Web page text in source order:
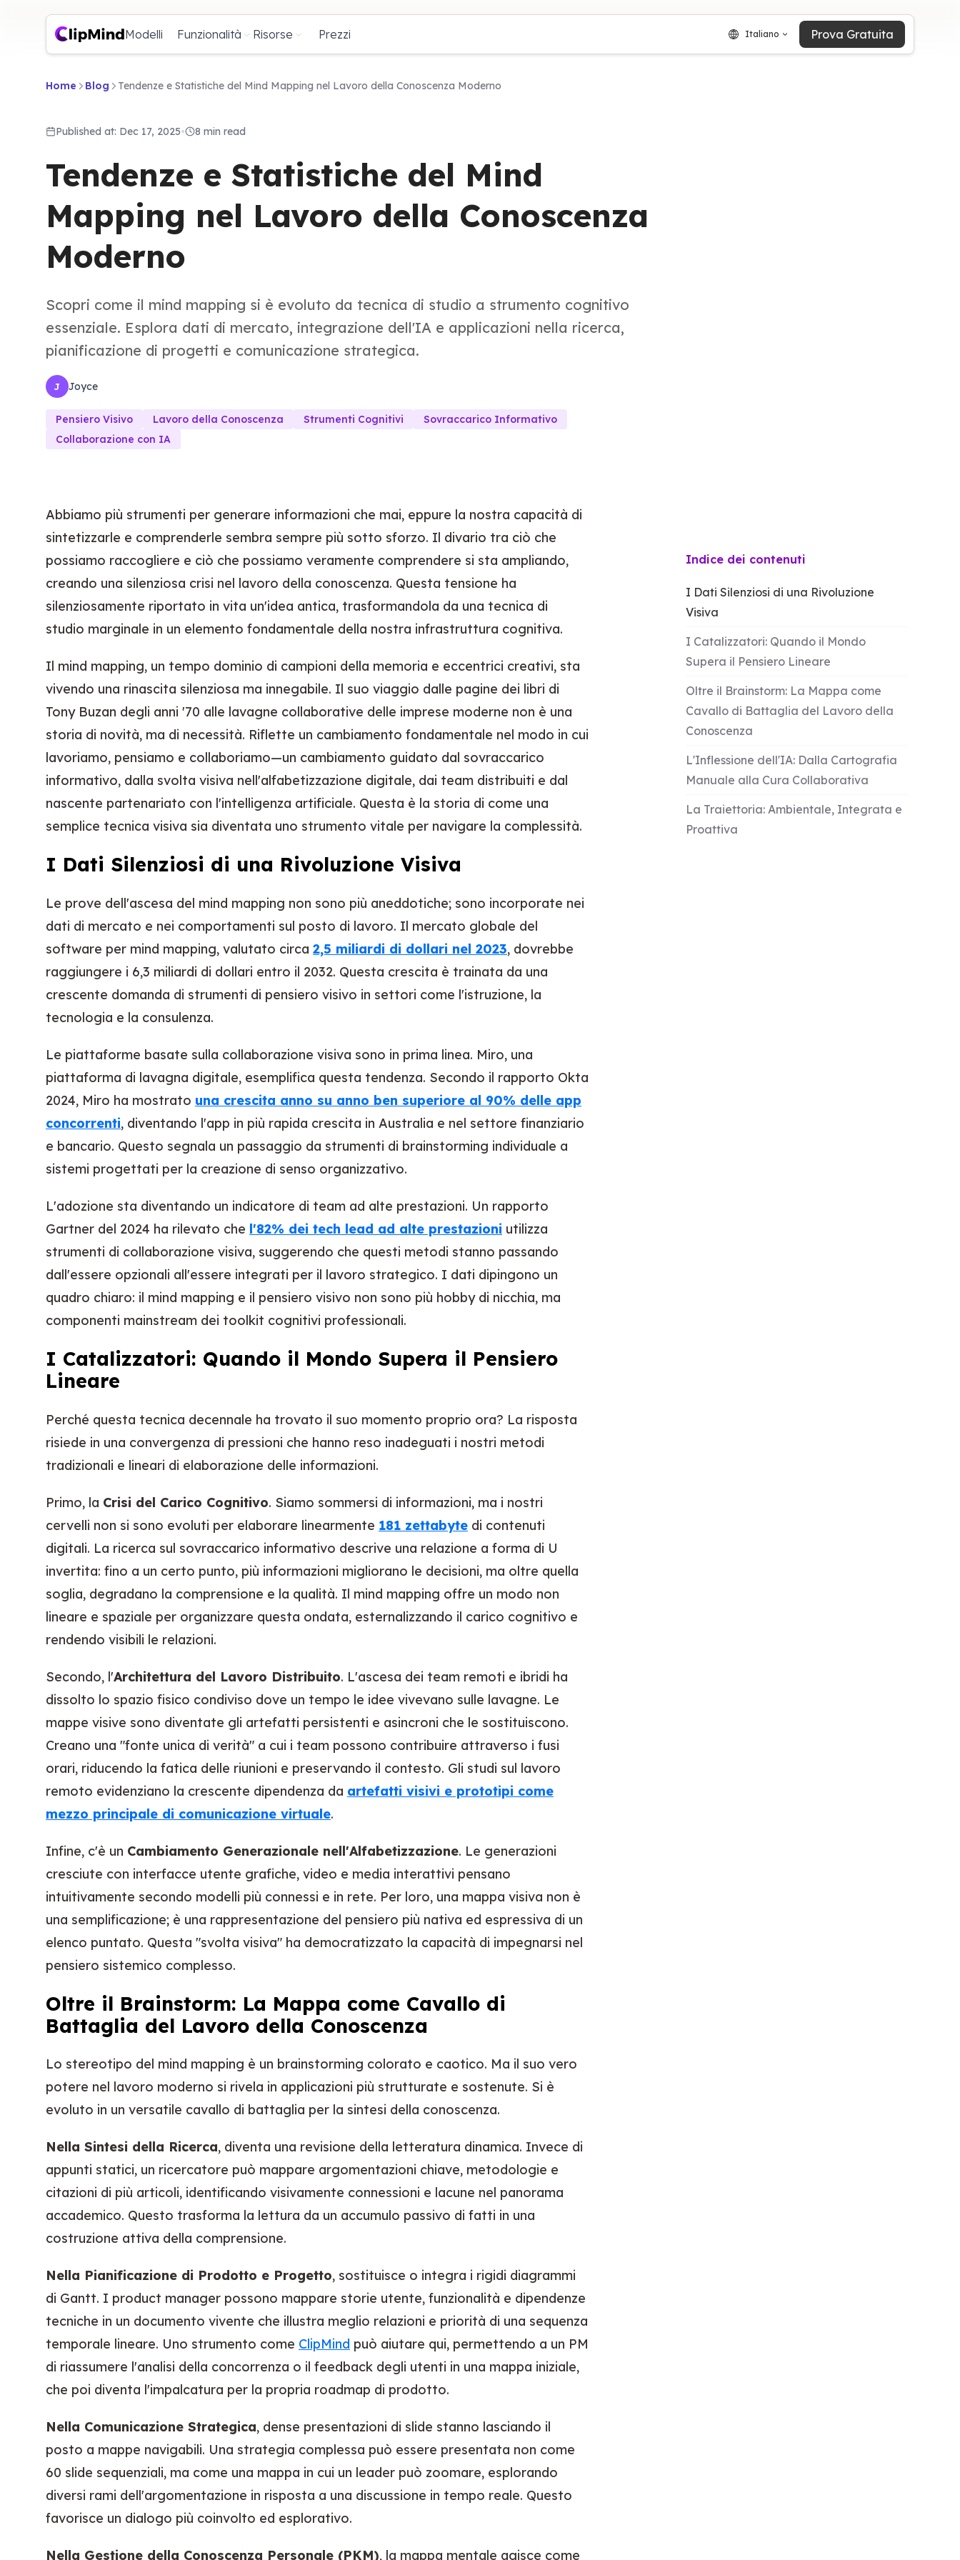
Modelli Funzionalità Risorse Prezzi Italiano Prova Gratuita
Home Blog Tendenze e Statistiche del Mind Mapping nel Lavoro della Conoscenza Moderno
Published at: Dec 17, 2025• 8 min read
Tendenze e Statistiche del Mind
Mapping nel Lavoro della Conoscenza
Moderno
Scopri come il mind mapping si è evoluto da tecnica di studio a strumento cognitivo
essenziale. Esplora dati di mercato, integrazione dell'IA e applicazioni nella ricerca,
pianificazione di progetti e comunicazione strategica.
J Joyce
Pensiero Visivo Lavoro della Conoscenza Strumenti Cognitivi
Sovraccarico Informativo
Collaborazione con IA
Abbiamo più strumenti per generare informazioni che mai, eppure la nostra capacità di
sintetizzarle e comprenderle sembra sempre più sotto sforzo. Il divario tra ciò che
possiamo raccogliere e ciò che possiamo veramente comprendere si sta ampliando,
creando una silenziosa crisi nel lavoro della conoscenza. Questa tensione ha
silenziosamente riportato in vita un'idea antica, trasformandola da una tecnica di
studio marginale in un elemento fondamentale della nostra infrastruttura cognitiva.
Il mind mapping, un tempo dominio di campioni della memoria e eccentrici creativi, sta
vivendo una rinascita silenziosa ma innegabile. Il suo viaggio dalle pagine dei libri di
Tony Buzan degli anni '70 alle lavagne collaborative delle imprese moderne non è una
storia di novità, ma di necessità. Riflette un cambiamento fondamentale nel modo in cui
lavoriamo, pensiamo e collaboriamo—un cambiamento guidato dal sovraccarico
informativo, dalla svolta visiva nell'alfabetizzazione digitale, dai team distribuiti e dal
nascente partenariato con l'intelligenza artificiale. Questa è la storia di come una
semplice tecnica visiva sia diventata uno strumento vitale per navigare la complessità.
I Dati Silenziosi di una Rivoluzione Visiva
Le prove dell'ascesa del mind mapping non sono più aneddotiche; sono incorporate nei
dati di mercato e nei comportamenti sul posto di lavoro. Il mercato globale del
software per mind mapping, valutato circa 2,5 miliardi di dollari nel 2023, dovrebbe
raggiungere i 6,3 miliardi di dollari entro il 2032. Questa crescita è trainata da una
crescente domanda di strumenti di pensiero visivo in settori come l'istruzione, la
tecnologia e la consulenza.
Le piattaforme basate sulla collaborazione visiva sono in prima linea. Miro, una
piattaforma di lavagna digitale, esemplifica questa tendenza. Secondo il rapporto Okta
2024, Miro ha mostrato una crescita anno su anno ben superiore al 90% delle app
concorrenti, diventando l'app in più rapida crescita in Australia e nel settore finanziario
e bancario. Questo segnala un passaggio da strumenti di brainstorming individuale a
sistemi progettati per la creazione di senso organizzativo.
L'adozione sta diventando un indicatore di team ad alte prestazioni. Un rapporto
Gartner del 2024 ha rilevato che l'82% dei tech lead ad alte prestazioni utilizza
strumenti di collaborazione visiva, suggerendo che questi metodi stanno passando
dall'essere opzionali all'essere integrati per il lavoro strategico. I dati dipingono un
quadro chiaro: il mind mapping e il pensiero visivo non sono più hobby di nicchia, ma
componenti mainstream dei toolkit cognitivi professionali.
I Catalizzatori: Quando il Mondo Supera il Pensiero
Lineare
Perché questa tecnica decennale ha trovato il suo momento proprio ora? La risposta
risiede in una convergenza di pressioni che hanno reso inadeguati i nostri metodi
tradizionali e lineari di elaborazione delle informazioni.
Primo, la Crisi del Carico Cognitivo. Siamo sommersi di informazioni, ma i nostri
cervelli non si sono evoluti per elaborare linearmente 181 zettabyte di contenuti
digitali. La ricerca sul sovraccarico informativo descrive una relazione a forma di U
invertita: fino a un certo punto, più informazioni migliorano le decisioni, ma oltre quella
soglia, degradano la comprensione e la qualità. Il mind mapping offre un modo non
lineare e spaziale per organizzare questa ondata, esternalizzando il carico cognitivo e
rendendo visibili le relazioni.
Secondo, l'Architettura del Lavoro Distribuito. L'ascesa dei team remoti e ibridi ha
dissolto lo spazio fisico condiviso dove un tempo le idee vivevano sulle lavagne. Le
mappe visive sono diventate gli artefatti persistenti e asincroni che le sostituiscono.
Creano una "fonte unica di verità" a cui i team possono contribuire attraverso i fusi
orari, riducendo la fatica delle riunioni e preservando il contesto. Gli studi sul lavoro
remoto evidenziano la crescente dipendenza da artefatti visivi e prototipi come
mezzo principale di comunicazione virtuale.
Infine, c'è un Cambiamento Generazionale nell'Alfabetizzazione. Le generazioni
cresciute con interfacce utente grafiche, video e media interattivi pensano
intuitivamente secondo modelli più connessi e in rete. Per loro, una mappa visiva non è
una semplificazione; è una rappresentazione del pensiero più nativa ed espressiva di un
elenco puntato. Questa "svolta visiva" ha democratizzato la capacità di impegnarsi nel
pensiero sistemico complesso.
Oltre il Brainstorm: La Mappa come Cavallo di
Battaglia del Lavoro della Conoscenza
Lo stereotipo del mind mapping è un brainstorming colorato e caotico. Ma il suo vero
potere nel lavoro moderno si rivela in applicazioni più strutturate e sostenute. Si è
evoluto in un versatile cavallo di battaglia per la sintesi della conoscenza.
Nella Sintesi della Ricerca, diventa una revisione della letteratura dinamica. Invece di
appunti statici, un ricercatore può mappare argomentazioni chiave, metodologie e
citazioni di più articoli, identificando visivamente connessioni e lacune nel panorama
accademico. Questo trasforma la lettura da un accumulo passivo di fatti in una
costruzione attiva della comprensione.
Nella Pianificazione di Prodotto e Progetto, sostituisce o integra i rigidi diagrammi
di Gantt. I product manager possono mappare storie utente, funzionalità e dipendenze
tecniche in un documento vivente che illustra meglio relazioni e priorità di una sequenza
temporale lineare. Uno strumento come ClipMind può aiutare qui, permettendo a un PM
di riassumere l'analisi della concorrenza o il feedback degli utenti in una mappa iniziale,
che poi diventa l'impalcatura per la propria roadmap di prodotto.
Nella Comunicazione Strategica, dense presentazioni di slide stanno lasciando il
posto a mappe navigabili. Una strategia complessa può essere presentata non come
60 slide sequenziali, ma come una mappa in cui un leader può zoomare, esplorando
diversi rami dell'argomentazione in risposta a una discussione in tempo reale. Questo
favorisce un dialogo più coinvolto ed esplorativo.
Nella Gestione della Conoscenza Personale (PKM), la mappa mentale agisce come
Indice dei contenuti
I Dati Silenziosi di una Rivoluzione
Visiva
I Catalizzatori: Quando il Mondo
Supera il Pensiero Lineare
Oltre il Brainstorm: La Mappa come
Cavallo di Battaglia del Lavoro della
Conoscenza
L'Inflessione dell'IA: Dalla Cartografia
Manuale alla Cura Collaborativa
La Traiettoria: Ambientale, Integrata e
Proattiva